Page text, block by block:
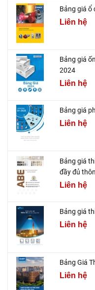
Bảng giá ổ
Liên hệ
Bảng giá
2024
Liên hệ
Bảng giá
Liên hệ
Bảng giá
đầy đủ
Liên hệ
Bảng giá
Liên hệ
Bảng Giá
Liên hệ